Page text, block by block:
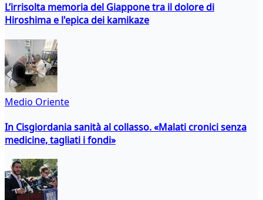
L’irrisolta memoria del Giappone tra il dolore di
Hiroshima e l'epica dei kamikaze
Medio Oriente
In Cisgiordania sanità al collasso. «Malati cronici senza
medicine, tagliati i fondi»